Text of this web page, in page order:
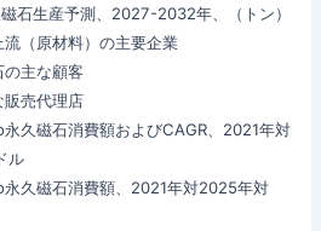
石生産予測、2027-2032年、（トン）
（原材料）の主要企業
主な顧客
売代理店
久磁石消費額およびCAGR、2021年対
ル
久磁石消費額、2021年対2025年対